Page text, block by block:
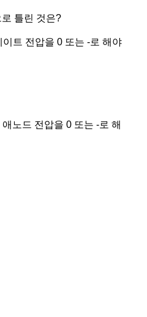
틀린 것은?
트 전압을 0 또는 -로 해야
노드 전압을 0 또는 -로 해